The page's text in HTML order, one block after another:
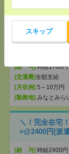
スキップ
[勤務地]武蔵小杉駅
ト！＠みなと
[給 与]時給1700
[交通費]全額支給
[月収例] 5～10万円
[勤務地] みなとみら
＼！完全在宅
>@2400円[派
[給 与] 時給2400